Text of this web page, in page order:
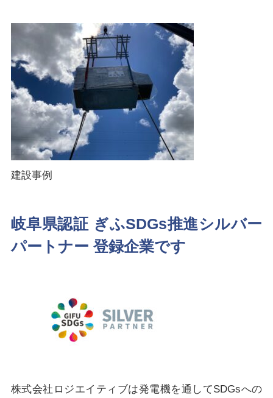
建設事例
岐阜県認証 ぎふSDGs推進シルバー
パートナー 登録企業です
株式会社ロジエイティブは発電機を通してSDGsへの